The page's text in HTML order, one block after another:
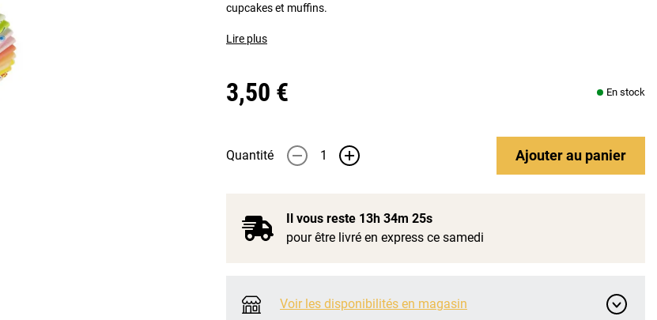
cupcakes et muffins.
Lire plus
3,50 € En stock
Quantité - + Ajouterau panier
Il vous reste 13h 34m 25s
pour être livré en express ce samedi
Voir les disponibilités en magasin